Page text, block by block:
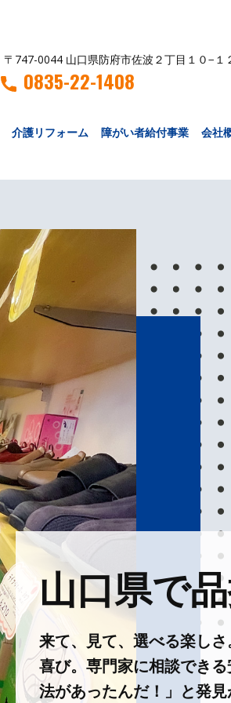
〒747-0044 山口県防府市佐波２丁目１０−１
0835-22-1408
介護リフォーム 障がい者給付事業 会社
山口県で
来て、見て、選べる楽し
喜び。専門家に相談でき
法があったんだ！」と発